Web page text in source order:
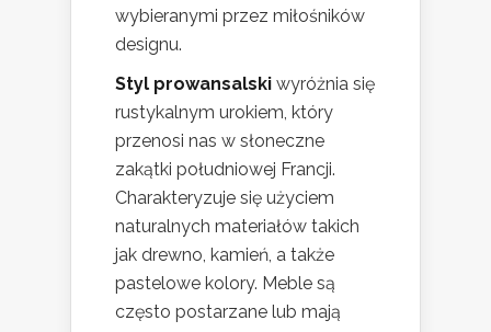
wybieranymi przez miłośników
designu.
Styl prowansalski wyróżnia się
rustykalnym urokiem, który
przenosi nas w słoneczne
zakątki południowej Francji.
Charakteryzuje się użyciem
naturalnych materiałów takich
jak drewno, kamień, a także
pastelowe kolory. Meble są
często postarzane lub mają